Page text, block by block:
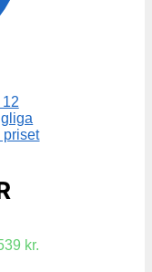
priset
kr.